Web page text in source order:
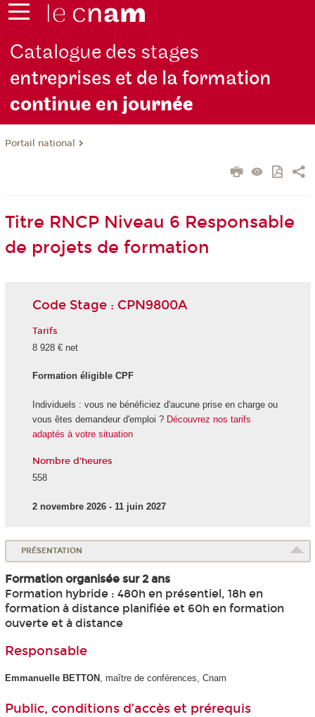
Catalogue des stages
entreprises et de la formation
continue en journée
Portail national
Titre RNCP Niveau 6 Responsable
de projets de formation
Code Stage : CPN9800A
Tarifs
8 928 € net
Formation éligible CPF
Individuels : vous ne bénéficiez d'aucune prise en charge ou
vous êtes demandeur d'emploi ? Découvrez nos tarifs
adaptés à votre situation
Nombre d'heures
558
2 novembre 2026 - 11 juin 2027
PRÉSENTATION
Formation organisée sur 2 ans
Formation hybride : 480h en présentiel, 18h en
formation à distance planifiée et 60h en formation
ouverte et à distance
Responsable
Emmanuelle BETTON , maître de conférences, Cnam
Public, conditions d’accès et prérequis